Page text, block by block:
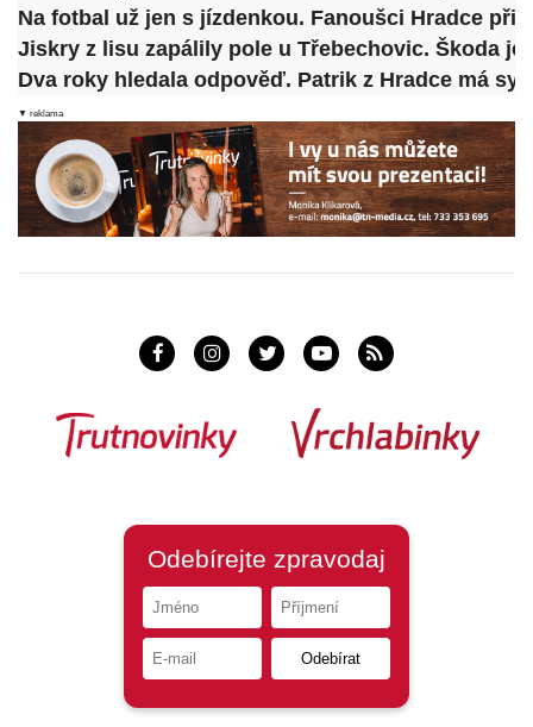
Na fotbal už jen s jízdenkou. Fanoušci Hradce
Jiskry z lisu zapálily pole u Třebechovic. Škoda je
Dva roky hledala odpověď. Patrik z Hradce má
▼ reklama